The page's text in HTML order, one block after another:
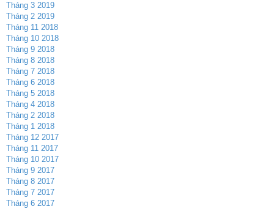
Tháng 3 2019
Tháng 2 2019
Tháng 11 2018
Tháng 10 2018
Tháng 9 2018
Tháng 8 2018
Tháng 7 2018
Tháng 6 2018
Tháng 5 2018
Tháng 4 2018
Tháng 2 2018
Tháng 1 2018
Tháng 12 2017
Tháng 11 2017
Tháng 10 2017
Tháng 9 2017
Tháng 8 2017
Tháng 7 2017
Tháng 6 2017